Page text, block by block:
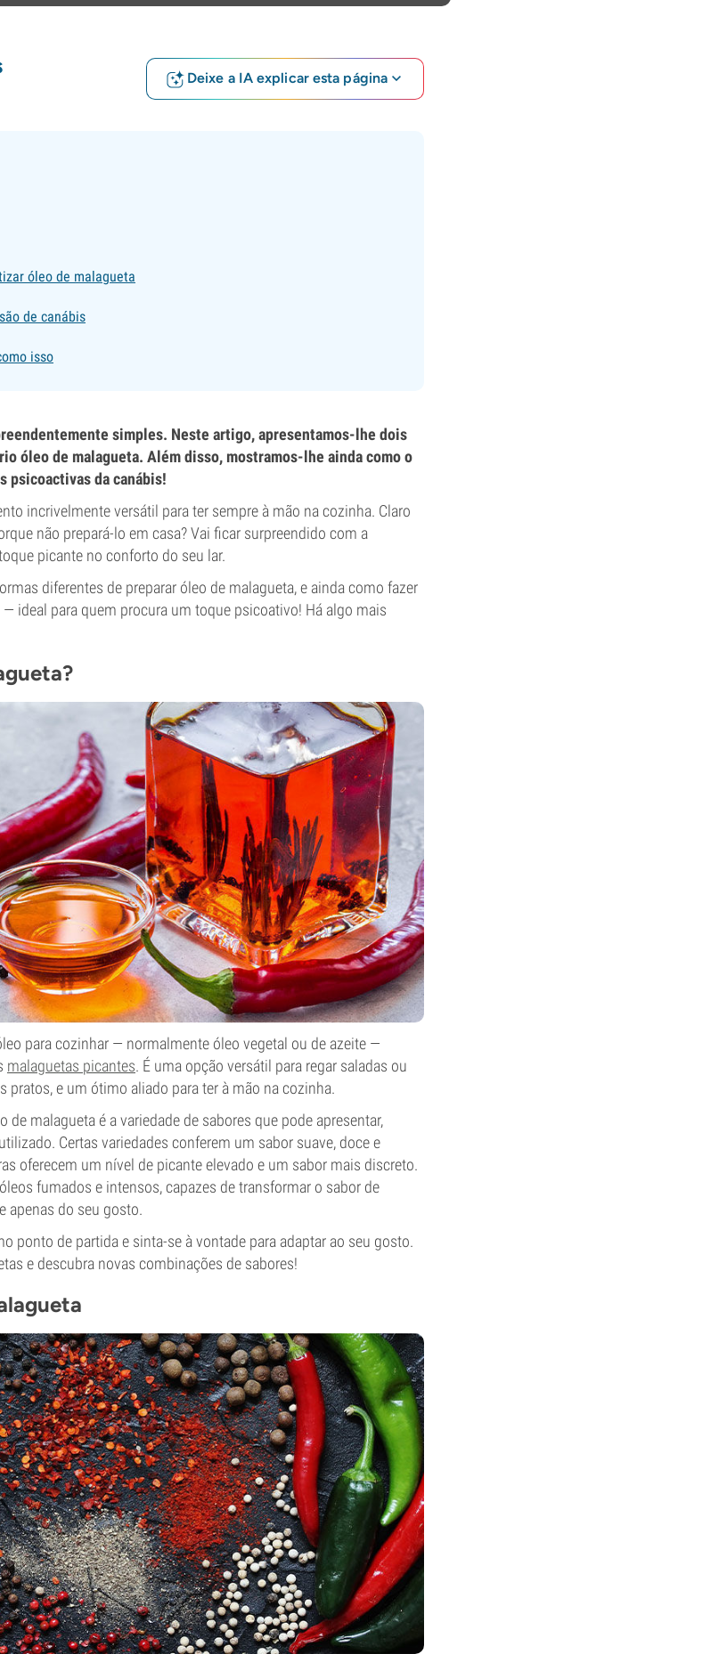
Deixe a IA explicar esta página
óleo de malagueta
de canábis
isso
simples. Neste artigo, apresentamos-lhe dois
óleo de malagueta. Além disso, mostramos-lhe ainda como o
psicoactivas da canábis!
incrivelmente versátil para ter sempre à mão na cozinha. Claro
não prepará-lo em casa? Vai ficar surpreendido com a
picante no conforto do seu lar.
diferentes de preparar óleo de malagueta, e ainda como fazer
ideal para quem procura um toque psicoativo! Há algo mais
para cozinhar — normalmente óleo vegetal ou de azeite —
malaguetas picantes. É uma opção versátil para regar saladas ou
pratos, e um ótimo aliado para ter à mão na cozinha.
de malagueta é a variedade de sabores que pode apresentar,
Certas variedades conferem um sabor suave, doce e
oferecem um nível de picante elevado e um sabor mais discreto.
fumados e intensos, capazes de transformar o sabor de
apenas do seu gosto.
ponto de partida e sinta-se à vontade para adaptar ao seu gosto.
e descubra novas combinações de sabores!